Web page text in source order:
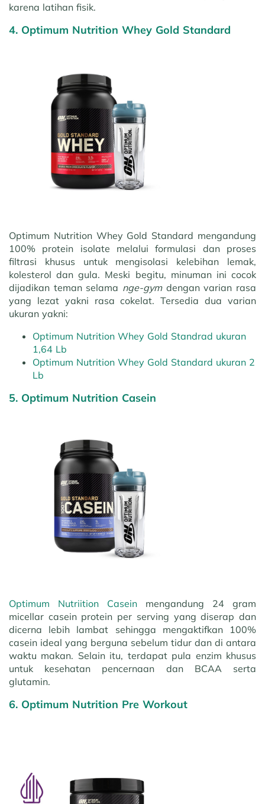
karena latihan fisik.
4. Optimum Nutrition Whey Gold Standard
Optimum Nutrition Whey Gold Standard mengandung
100% protein isolate melalui formulasi dan proses
filtrasi khusus untuk mengisolasi kelebihan lemak,
kolesterol dan gula. Meski begitu, minuman ini cocok
dijadikan teman selama nge-gymdengan varian rasa
yang lezat yakni rasa cokelat. Tersedia dua varian
ukuran yakni:
Optimum Nutrition Whey Gold Standrad ukuran
1,64 Lb
Optimum Nutrition Whey Gold Standard ukuran 2
Lb
5. Optimum Nutrition Casein
Optimum Nutriition Casein mengandung 24 gram
micellar casein protein per serving yang diserap dan
dicerna lebih lambat sehingga mengaktifkan 100%
casein ideal yang berguna sebelum tidur dan di antara
waktu makan. Selain itu, terdapat pula enzim khusus
untuk kesehatan pencernaan dan BCAA serta
glutamin.
6. Optimum Nutrition Pre Workout